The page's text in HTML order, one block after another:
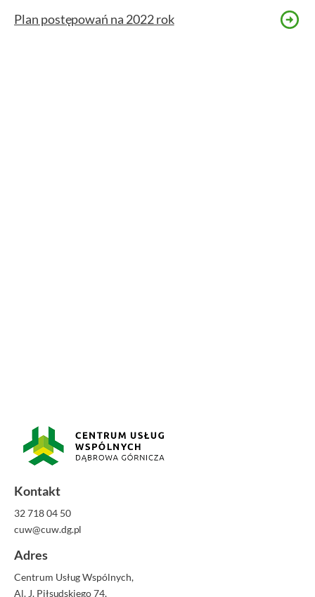
Plan postępowań na 2022 rok
Kontakt
32 718 04 50
cuw@cuw.dg.pl
Adres
Centrum Usług Wspólnych,
Al. J. Piłsudskiego 74,